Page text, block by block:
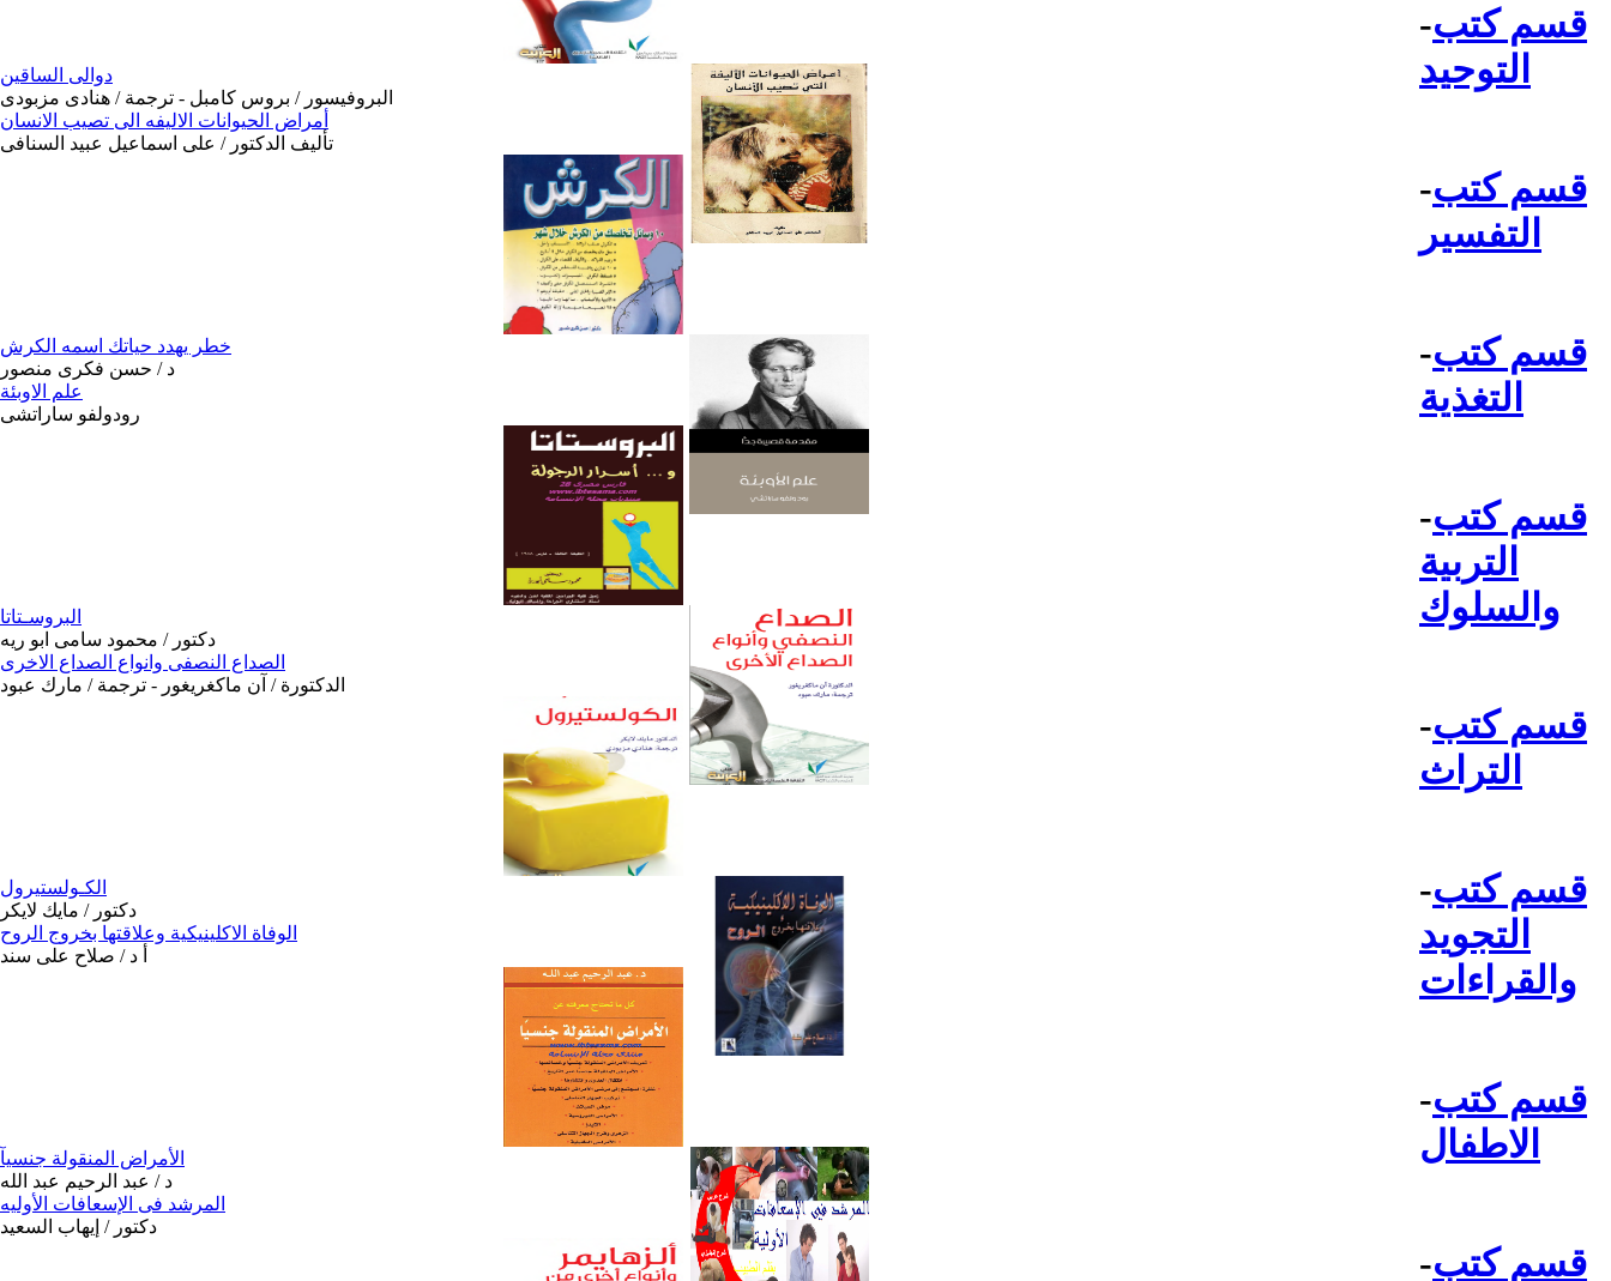
-قسم كتب
التوحيد
-قسم كتب
التفسير
-قسم كتب
التغذية
-قسم كتب
التربية
والسلوك
-قسم كتب
التراث
-قسم كتب
التجويد
والقراءات
-قسم كتب
الاطفال
-قسم كتب
دوالى الساقين
البروفيسور / بروس كامبل - ترجمة / هنادى مزبودى
أمراض الحيوانات الاليفه الى تصيب الانسان
تأليف الدكتور / على اسماعيل عبيد السنافى
خطر يهدد حياتك اسمه الكرش
د / حسن فكرى منصور
علم الاوبئة
رودولفو ساراتشى
البروسـتاتا
دكتور / محمود سامى ابو ريه
الصداع النصفى وانواع الصداع الاخرى
الدكتورة / آن ماكغريغور - ترجمة / مارك عبود
الكـولستيرول
دكتور / مايك لايكر
الوفاة الاكلينيكية وعلاقتها بخروج الروح
أ د / صلاح على سند
الأمراض المنقولة جنسيآ
د / عبد الرحيم عبد الله
المرشد فى الإسعافات الأوليه
دكتور / إيهاب السعيد